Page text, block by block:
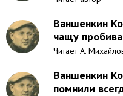
Ваншенкин
чащу
Читает А.
Ваншенкин
помнили